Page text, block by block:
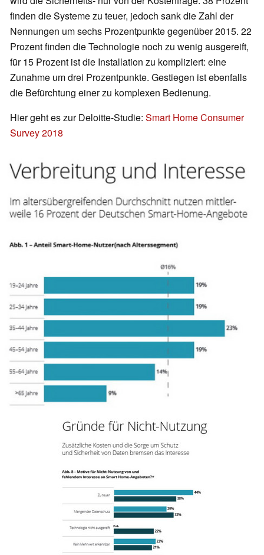
finden die Systeme zu teuer, jedoch sank die Zahl der
Nennungen um sechs Prozentpunkte gegenüber 2015. 22
Prozent finden die Technologie noch zu wenig ausgereift,
für 15 Prozent ist die Installation zu kompliziert: eine
Zunahme um drei Prozentpunkte. Gestiegen ist ebenfalls
die Befürchtung einer zu komplexen Bedienung.
Hier geht es zur Deloitte-Studie: Smart Home Consumer
Survey 2018